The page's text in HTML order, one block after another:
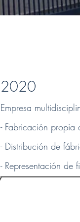
2020
Empresa
- Fabricación propia
- Distribución de
- Representación de